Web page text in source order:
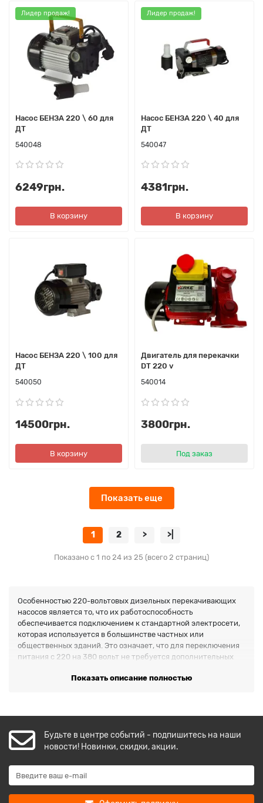
Лидер продаж!
Насос БЕНЗА 220 \ 60 для
ДТ
540048
6249грн.
В корзину
Лидер продаж!
Насос БЕНЗА 220 \ 40 для
ДТ
540047
4381грн.
В корзину
Насос БЕНЗА 220 \ 100 для
ДТ
540050
14500грн.
В корзину
Двигатель для перекачки
DT 220 v
540014
3800грн.
Под заказ
Показать еще
1 2 > >|
Показано с 1 по 24 из 25 (всего 2 страниц)
Особенностью 220-вольтовых дизельных перекачивающих
насосов является то, что их работоспособность
обеспечивается подключением к стандартной электросети,
которая используется в большинстве частных или
общественных зданий. Это означает, что для переключения
питания с 220 на 380 вольт не требуется дополнительных
технического обслуживания.
Преимуществом работы с нашей организацией является
наличие самого широкого выбора.
Мы предлагаем только надежные и эффективные модели от
лучших производителей такого оборудования в мире,
которыми уже пользуются тысячи людей и различных
Показать описание полностью
Будьте в центре событий - подпишитесь на наши
новости! Новинки, скидки, акции.